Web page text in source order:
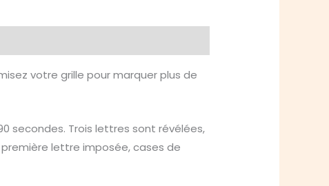
votre grille pour marquer plus de
secondes. Trois lettres sont révélées,
lettre imposée, cases de